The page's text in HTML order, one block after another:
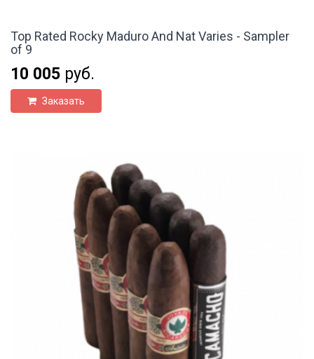
Top Rated Rocky Maduro And Nat Varies - Sampler
of 9
10 005 руб.
Заказать